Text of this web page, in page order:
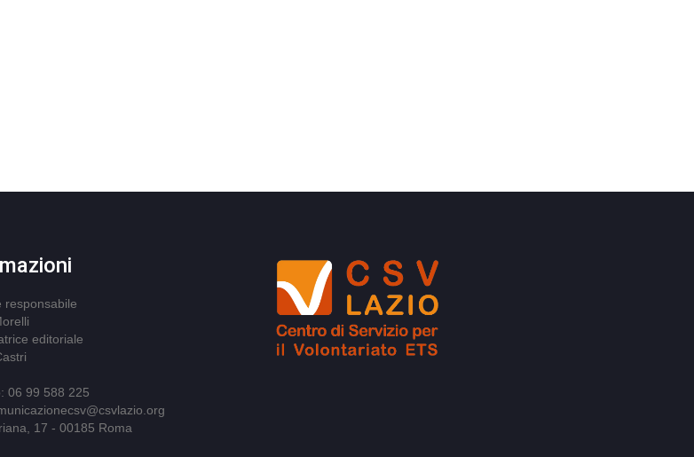
responsabile
editoriale
06 99 588 225
17 - 00185 Roma